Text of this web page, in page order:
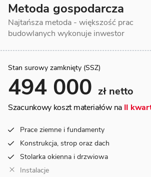
Metoda gospodarcza
Najtańsza metoda - większość prac
budowlanych wykonuje inwestor
Stan surowy zamknięty (SSZ)
494 000 zł netto
Szacunkowy koszt materiałów na II
Prace ziemne i fundamenty
Konstrukcja, strop oraz dach
Stolarka okienna i drzwiowa
Instalacje